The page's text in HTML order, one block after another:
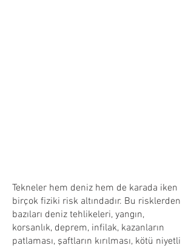
Tekneler hem deniz hem de karada iken
birçok fiziki risk altındadır. Bu risklerden
bazıları deniz tehlikeleri, yangın,
korsanlık, deprem, infilak, kazanların
patlaması, şaftların kırılması, kötü niyetli